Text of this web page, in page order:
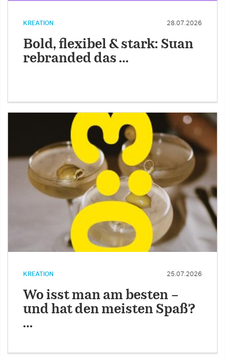
KREATION 28.07.2026
Bold, flexibel & stark: Suan
rebranded das …
KREATION 25.07.2026
Wo isst man am besten –
und hat den meisten Spaß?
…